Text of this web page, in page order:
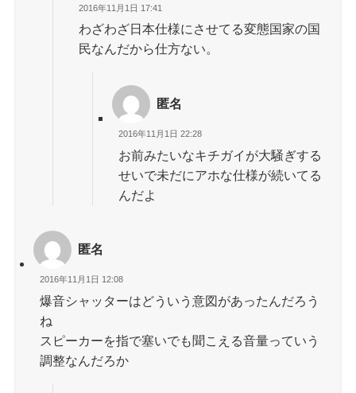
2016年11月1日 17:41
わざわざ日本仕様にさせてる変態国家の国
民なんだから仕方ない。
匿名
2016年11月1日 22:28
お前みたいなキチガイが大騒ぎする
せいで未だにアホな仕様が続いてる
んだよ
匿名
2016年11月1日 12:08
爆音シャッターはどういう意図があったんだろう
ね
スピーカーを指で塞いでも聞こえる音量っていう
調整なんだろか